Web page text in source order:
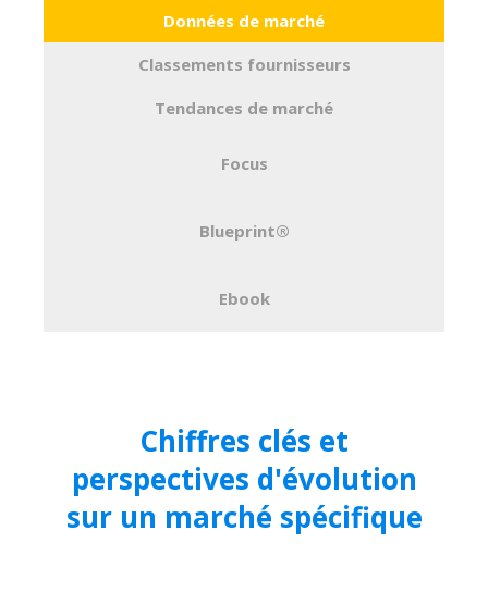
Données de marché
Classements fournisseurs
Tendances de marché
Focus
Blueprint®
Ebook
Chiffres clés et
perspectives d'évolution
sur un marché spécifique